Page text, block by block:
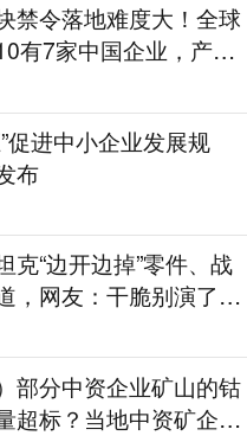
禁令落地难度大！全球
有7家中国企业，产业
脱钩”并不容易
”促进中小企业发展规
布
克“边开边掉”零件、战
，网友：干脆别演了，
有笑话发生
部分中资企业矿山的钴
超标？当地中资矿企协